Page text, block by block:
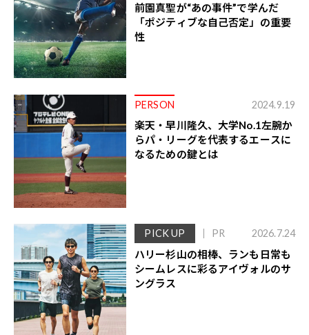
前園真聖が“あの事件”で学んだ
「ポジティブな自己否定」の重要
性
PERSON 2024.9.19
楽天・早川隆久、大学No.1左腕か
らパ・リーグを代表するエースに
なるための鍵とは
PICK UP PR 2026.7.24
ハリー杉山の相棒、ランも日常も
シームレスに彩るアイヴォルのサ
ングラス